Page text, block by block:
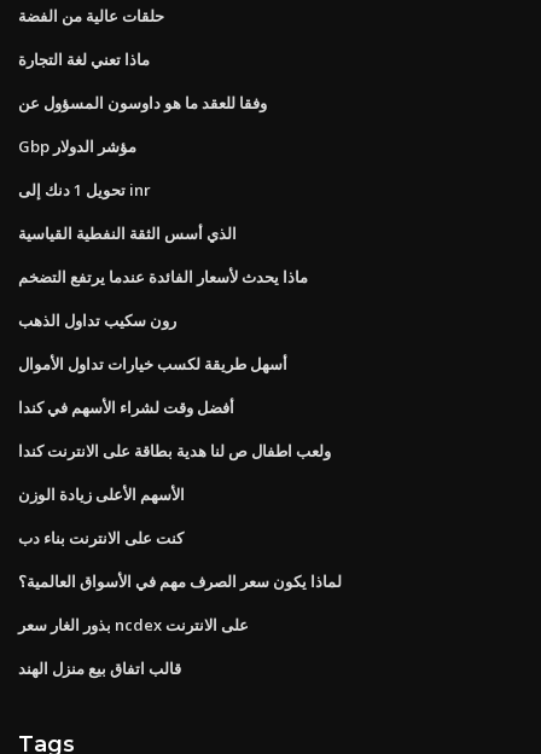
حلقات عالية من الفضة
ماذا تعني لغة التجارة
وفقا للعقد ما هو داوسون المسؤول عن
Gbp مؤشر الدولار
تحويل 1 دنك إلى inr
الذي أسس الثقة النفطية القياسية
ماذا يحدث لأسعار الفائدة عندما يرتفع التضخم
رون سكيب تداول الذهب
أسهل طريقة لكسب خيارات تداول الأموال
أفضل وقت لشراء الأسهم في كندا
ولعب اطفال ص لنا هدية بطاقة على الانترنت كندا
الأسهم الأعلى زيادة الوزن
كنت على الانترنت بناء دب
لماذا يكون سعر الصرف مهم في الأسواق العالمية؟
بذور الغار سعر ncdex على الانترنت
قالب اتفاق بيع منزل الهند
Tags